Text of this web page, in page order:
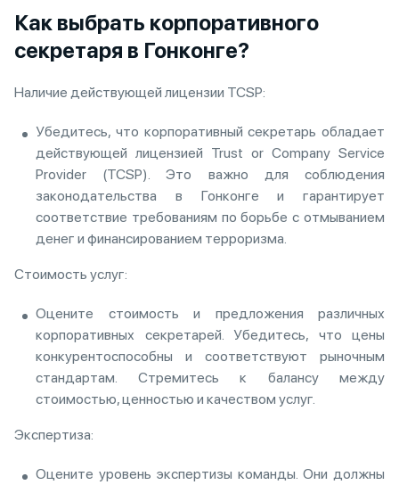
Как выбрать корпоративного
секретаря в Гонконге?
Наличие действующей лицензии TCSP:
Убедитесь, что корпоративный секретарь обладает
действующей лицензией Trust or Company Service
Provider (TCSP). Это важно для соблюдения
законодательства в Гонконге и гарантирует
соответствие требованиям по борьбе с отмыванием
денег и финансированием терроризма.
Стоимость услуг:
Оцените стоимость и предложения различных
корпоративных секретарей. Убедитесь, что цены
конкурентоспособны и соответствуют рыночным
стандартам. Стремитесь к балансу между
стоимостью, ценностью и качеством услуг.
Экспертиза:
Оцените уровень экспертизы команды. Они должны